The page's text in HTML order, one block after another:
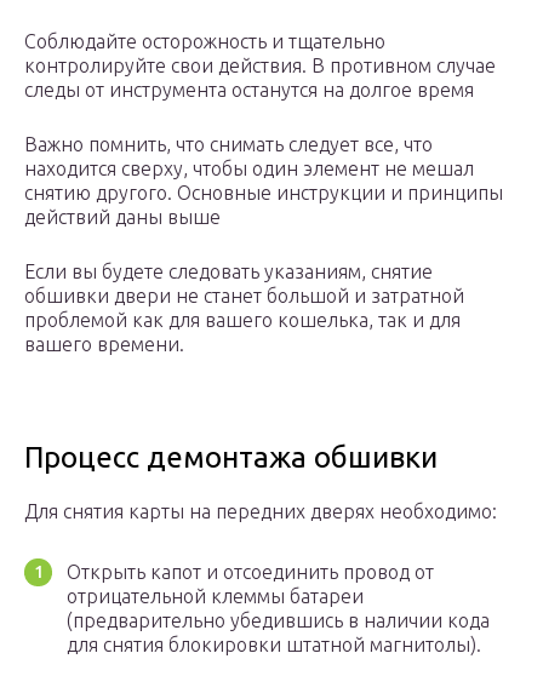
Соблюдайте осторожность и тщательно
контролируйте свои действия. В противном случае
следы от инструмента останутся на долгое время
Важно помнить, что снимать следует все, что
находится сверху, чтобы один элемент не мешал
снятию другого. Основные инструкции и принципы
действий даны выше
Если вы будете следовать указаниям, снятие
обшивки двери не станет большой и затратной
проблемой как для вашего кошелька, так и для
вашего времени.
Процесс демонтажа обшивки
Для снятия карты на передних дверях необходимо:
Открыть капот и отсоединить провод от
отрицательной клеммы батареи
(предварительно убедившись в наличии кода
для снятия блокировки штатной магнитолы).